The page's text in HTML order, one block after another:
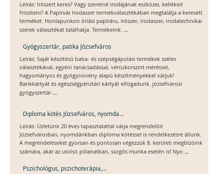
Leírás: Irószert keres? Vagy szeretné irodájának eszközei, kellékeit
frissíteni? A Papírvár Irodaszer termékválasztékában megtalálja a keresett
terméket. Honlapunkon óriási papíráru, írószer, irodaszer, irodatechnikai
szerek választékát találhatja. Termékeink: ...
Gyógyszertár, patika Józsefváros
Leírás: Saját készítésű baba- és szépségápolási termékek széles
választékával, egyéni tanácsadással, vércukorszint méréssel,
hagyományos és gyógynövény alapú készítményekkel várjuk!
Bankkártyát és egészségpénztári kártyát elfogadunk. józsefvárosi
gyógyszertár ...
Diploma kötés Józsefváros, nyomda...
Leírás: Üzletünk 20 éves tapasztalattal várja megrendelőit
Józsefvárosban, nyomdánkban diploma kötéssel is rendelkezésre állunk.
A megrendeléseket gyorsan és pontosan végezzük 8. kerületi megbízóink
számára, akár az utolsó pillanatban, sürgős munka esetén is! Nyo ...
Pszichológus, pszichoterápia,...